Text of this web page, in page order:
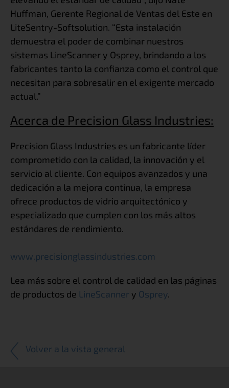
Huffman, Gerente Regional de Ventas del Este en
LiteSentry-Softsolution. “Esta instalación
demuestra el poder de combinar nuestros
sistemas LineScanner y Osprey, brindando a los
fabricantes tanto la confianza como el control que
necesitan para sobresalir en el exigente mercado
actual.”
Acerca de Precision Glass Industries:
Precision Glass Industries es un fabricante líder
comprometido con la calidad, la innovación y el
servicio al cliente. Con equipos avanzados y una
dedicación a la mejora continua, la empresa
ofrece productos de vidrio arquitectónico y
especializado que cumplen con los más altos
estándares de rendimiento.
www.precisionglassindustries.com
Lea más sobre el control de calidad en las páginas
de productos de LineScanner y Osprey.
Volver a la vista general